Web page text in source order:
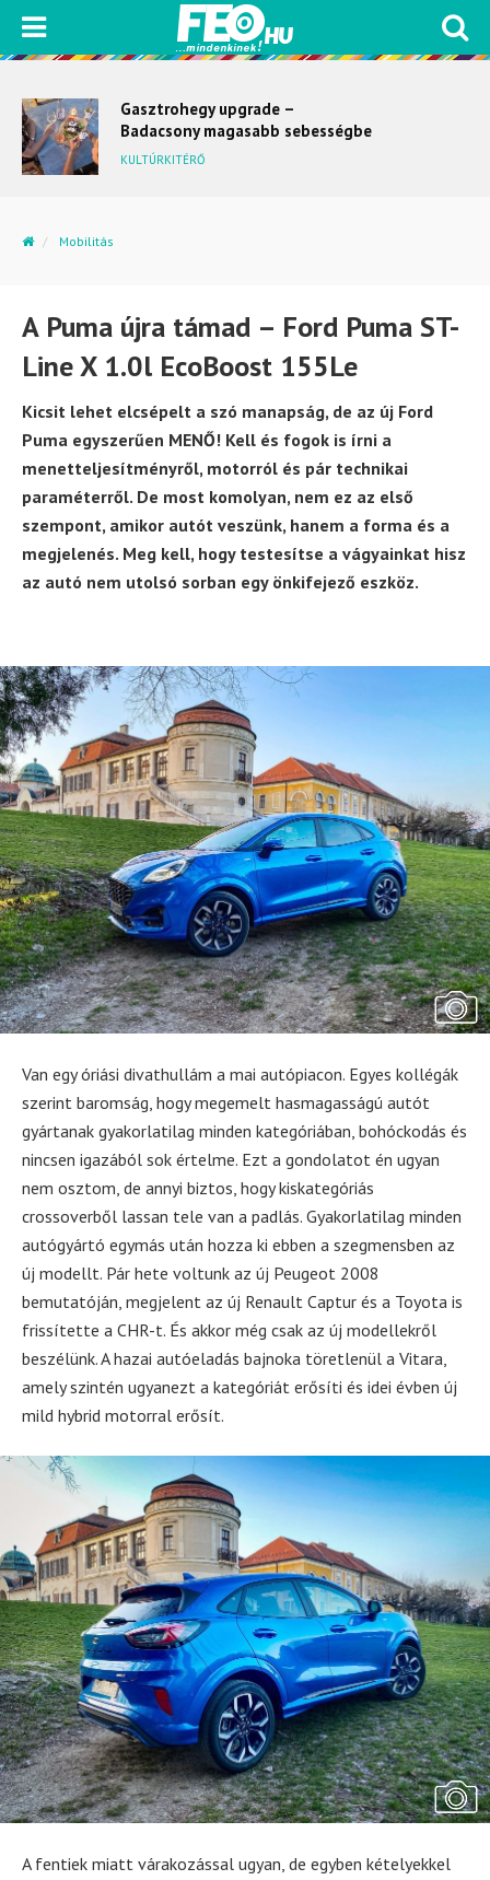
Gasztrohegy upgrade –
Badacsony magasabb sebességbe
kapcsol
KULTÚRKITÉRŐ
Mobilitás
A Puma újra támad – Ford Puma ST-
Line X 1.0l EcoBoost 155Le
Kicsit lehet elcsépelt a szó manapság, de az új Ford
Puma egyszerűen MENŐ! Kell és fogok is írni a
menetteljesítményről, motorról és pár technikai
paraméterről. De most komolyan, nem ez az első
szempont, amikor autót veszünk, hanem a forma és a
megjelenés. Meg kell, hogy testesítse a vágyainkat hisz
az autó nem utolsó sorban egy önkifejező eszköz.
Van egy óriási divathullám a mai autópiacon. Egyes kollégák
szerint baromság, hogy megemelt hasmagasságú autót
gyártanak gyakorlatilag minden kategóriában, bohóckodás és
nincsen igazából sok értelme. Ezt a gondolatot én ugyan
nem osztom, de annyi biztos, hogy kiskategóriás
crossoverből lassan tele van a padlás. Gyakorlatilag minden
autógyártó egymás után hozza ki ebben a szegmensben az
új modellt. Pár hete voltunk az új Peugeot 2008
bemutatóján, megjelent az új Renault Captur és a Toyota is
frissítette a CHR-t. És akkor még csak az új modellekről
beszélünk. A hazai autóeladás bajnoka töretlenül a Vitara,
amely szintén ugyanezt a kategóriát erősíti és idei évben új
mild hybrid motorral erősít.
A fentiek miatt várakozással ugyan, de egyben kételyekkel